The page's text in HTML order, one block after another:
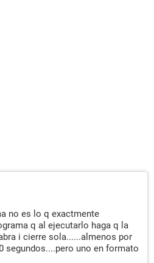
no es lo q exactmente
q al ejecutarlo haga q la
i cierre sola......almenos por
segundos....pero uno en formato